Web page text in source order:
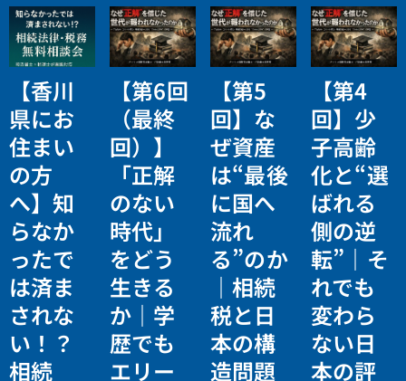
【香川
県にお
住まい
の方
へ】知
らなか
ったで
は済ま
されな
い！？
相続
【第6回
（最終
回）】
「正解
のない
時代」
をどう
生きる
か｜学
歴でも
エリー
【第5
回】な
ぜ資産
は“最後
に国へ
流れ
る”のか
｜相続
税と日
本の構
造問題
【第4
回】少
子高齢
化と“選
ばれる
側の逆
転”｜そ
れでも
変わら
ない日
本の評